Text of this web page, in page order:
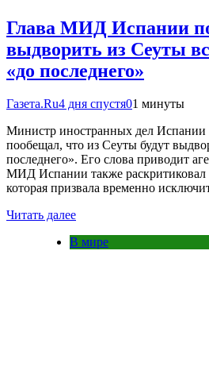
Глава МИД Испании
выдворить из Сеуты
«до последнего»
Газета.Ru4 дня спустя01 минуты
Министр иностранных дел Испании
пообещал, что из Сеуты будут
последнего». Его слова приводит
МИД Испании также
которая призвала временно
Читать далее
В мире